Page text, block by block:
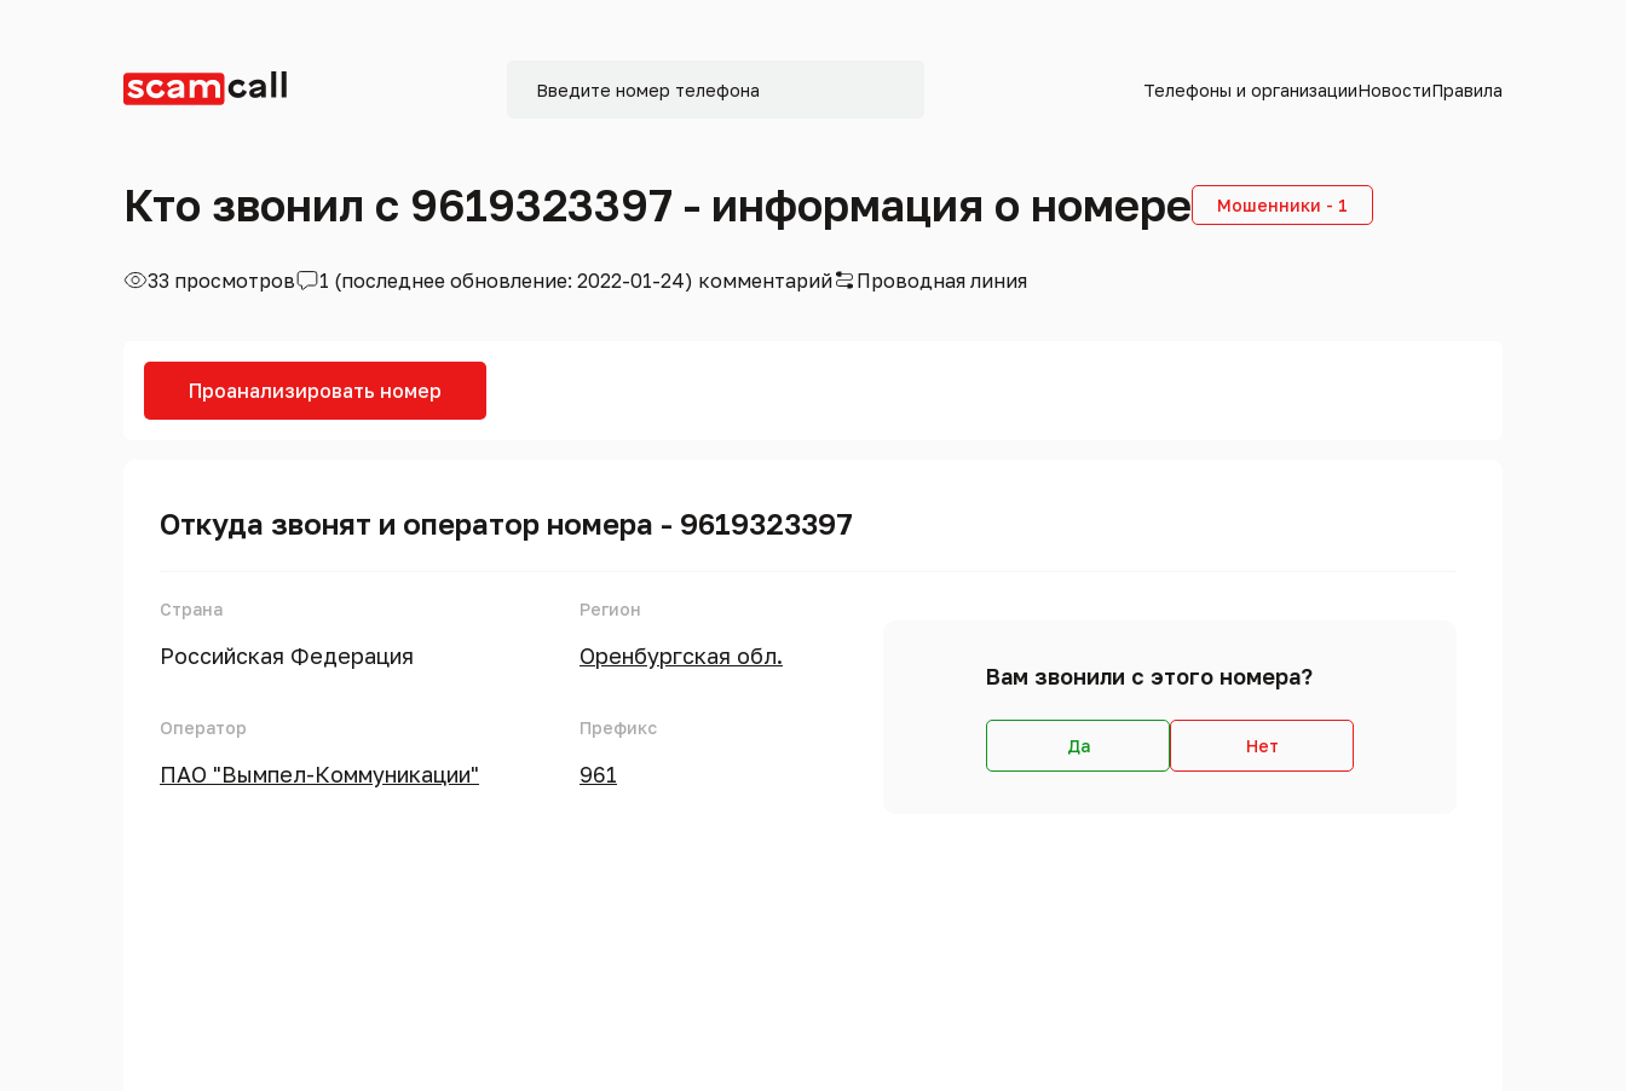
Телефоны и организацииНовостиПравила
Кто звонил с 9619323397 - информация о номере Мошенники - 1
33 просмотров 1 (последнее обновление: 2022-01-24) комментарий Проводная линия
Проанализировать номер
Откуда звонят и оператор номера - 9619323397
Страна
Российская Федерация
Оператор
ПАО "Вымпел-Коммуникации"
Регион
Оренбургская обл.
Префикс
961
Вам звонили с этого номера?
Да Нет